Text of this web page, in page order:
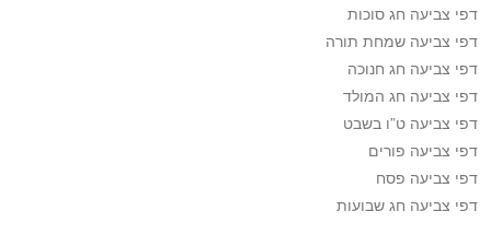
דפי צביעה חג סוכות
דפי צביעה שמחת תורה
דפי צביעה חג חנוכה
דפי צביעה חג המולד
דפי צביעה ט”ו בשבט
דפי צביעה פורים
דפי צביעה פסח
דפי צביעה חג שבועות